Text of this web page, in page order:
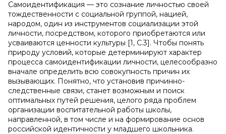
Самоидентификация — это сознание личностью своей
тождественности с социальной группой, нацией,
народом, один из инструментов социализации этой
личности, посредством, которого приобретаются или
усваиваются ценности культуры [1, С.3]. Чтобы понять
природу условий, которые детерминируют характер
процесса самоидентификации личности, целесообразно
вначале определить всю совокупность причин их
вызывающих. Понятно, что установив причинно-
следственные связи, станет возможным и поиск
оптимальных путей решения, целого ряда проблем
организации воспитательной работы школы,
направленной, в том числе и на формирование основ
российской идентичности у младшего школьника.